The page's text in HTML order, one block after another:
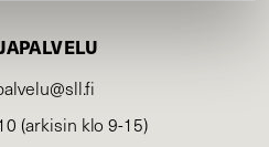
(arkisin klo 9-15)